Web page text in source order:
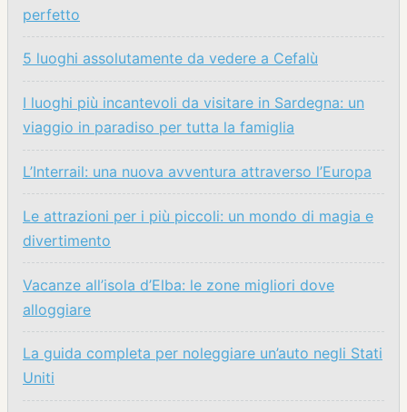
perfetto
5 luoghi assolutamente da vedere a Cefalù
I luoghi più incantevoli da visitare in Sardegna: un
viaggio in paradiso per tutta la famiglia
L’Interrail: una nuova avventura attraverso l’Europa
Le attrazioni per i più piccoli: un mondo di magia e
divertimento
Vacanze all’isola d’Elba: le zone migliori dove
alloggiare
La guida completa per noleggiare un’auto negli Stati
Uniti